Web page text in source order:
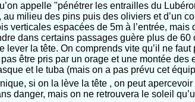
appelle "pénétrer les entrailles du
au milieu des pins puis des oliviers et d’un
verticales espacées de 5m à l’entrée, mais
dans certains passages guère plus de 60
lever la tête. On comprends vite qu’il ne
être pris par un orage et une montée des
et le tuba (mais on a pas prévu cet
si on la lève la tête , on peut
danger, mais on ne retrouvera le soleil